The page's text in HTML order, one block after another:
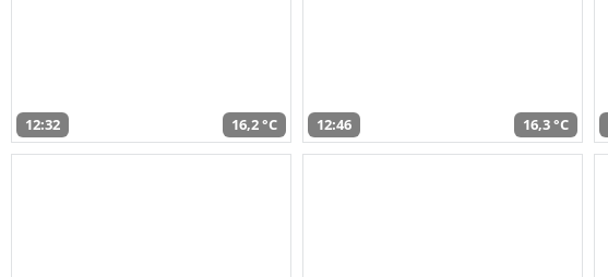
12:32 16,2 °C 12:46 16,3 °C